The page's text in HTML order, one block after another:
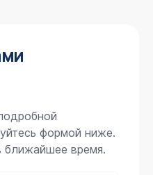
формой ниже.
время.